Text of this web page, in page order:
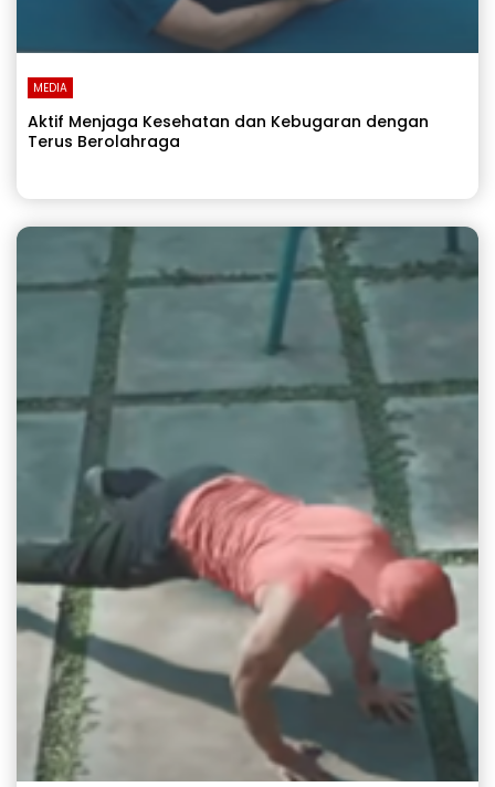
MEDIA
Aktif Menjaga Kesehatan dan Kebugaran dengan
Terus Berolahraga